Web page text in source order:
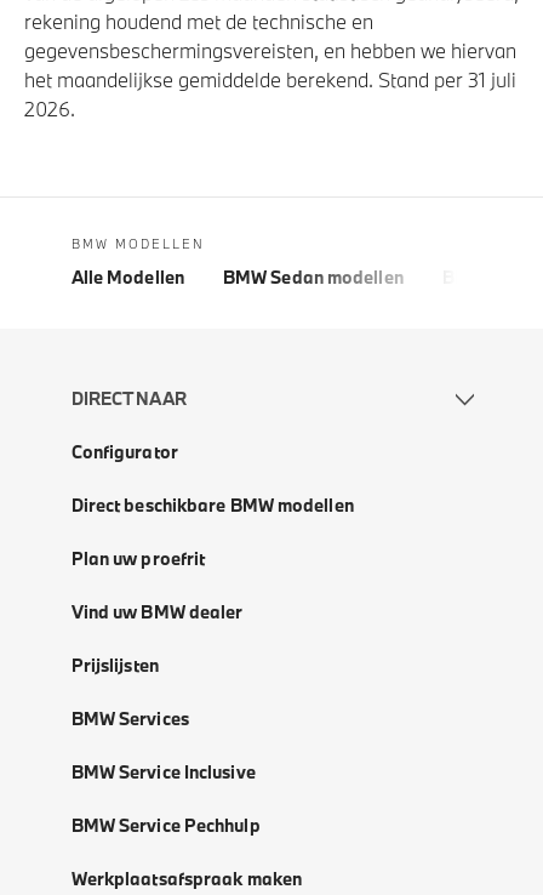
rekening houdend met de technische en
gegevensbeschermingsvereisten, en hebben we hiervan
het maandelijkse gemiddelde berekend. Stand per 31 juli
2026.
BMW MODELLEN
Alle Modellen BMW Sedan modellen
DIRECT NAAR
Configurator
Direct beschikbare BMW modellen
Plan uw proefrit
Vind uw BMW dealer
Prijslijsten
BMW Services
BMW Service Inclusive
BMW Service Pechhulp
Werkplaatsafspraak maken